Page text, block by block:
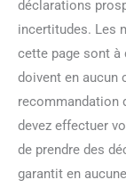
déclarations
incertitudes. Les
cette page sont à
doivent en aucun
recommandation
devez effectuer
de prendre des
garantit en